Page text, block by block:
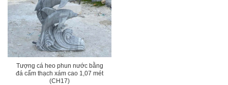
Tượng cá heo phun nước bằng
đá cẩm thạch xám cao 1,07 mét
(CH17)